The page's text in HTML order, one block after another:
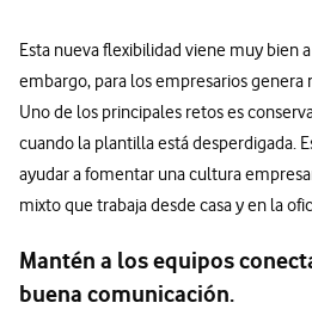
Esta nueva flexibilidad viene muy bien
embargo, para los empresarios genera
Uno de los principales retos es
cuando la plantilla está desperdigada.
ayudar a fomentar una cultura
mixto que trabaja desde casa y en la
Mantén a los equipos
buena comunicación.